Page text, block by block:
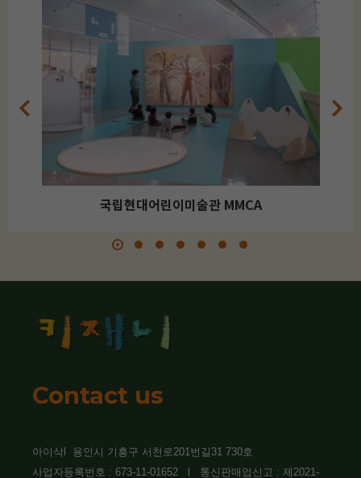
국립현대어린이미술관 MMCA
Contact us
아이삭l 용인시 기흥구 서천로201번길31 730호
사업자등록번호 : 673-11-01652 l 통신판매업신고 : 제2021-